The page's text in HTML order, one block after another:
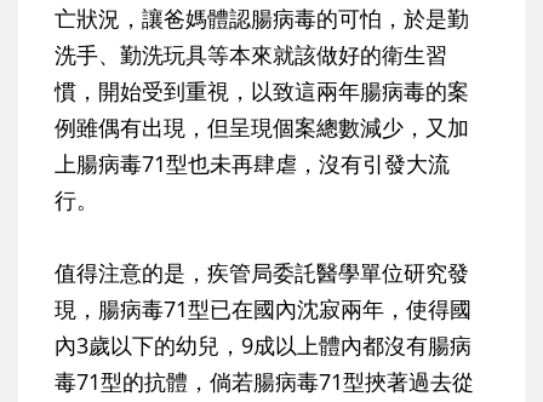
亡狀況，讓爸媽體認腸病毒的可怕，於是勤
洗手、勤洗玩具等本來就該做好的衛生習
慣，開始受到重視，以致這兩年腸病毒的案
例雖偶有出現，但呈現個案總數減少，又加
上腸病毒71型也未再肆虐，沒有引發大流
行。
值得注意的是，疾管局委託醫學單位研究發
現， 腸病毒71型已在國內沈寂兩年，使得國
內3歲以下的幼兒，9成以上體內都沒有腸病
毒71型的抗體，倘若腸病毒71型挾著過去從